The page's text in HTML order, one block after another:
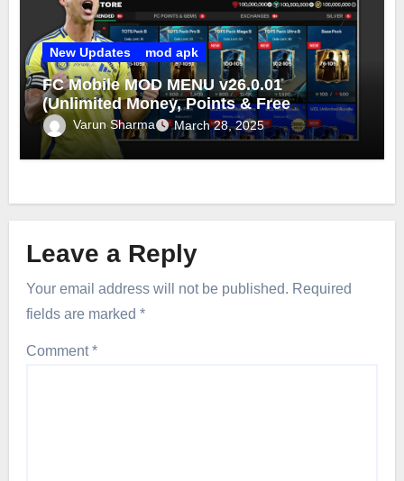
New Updates mod apk
FC Mobile MOD MENU v26.0.01
(Unlimited Money, Points & Free
Purchase) FC Mobile MOD 2025
Varun Sharma March 28, 2025
Leave a Reply
Your email address will not be published. Required
fields are marked *
Comment*